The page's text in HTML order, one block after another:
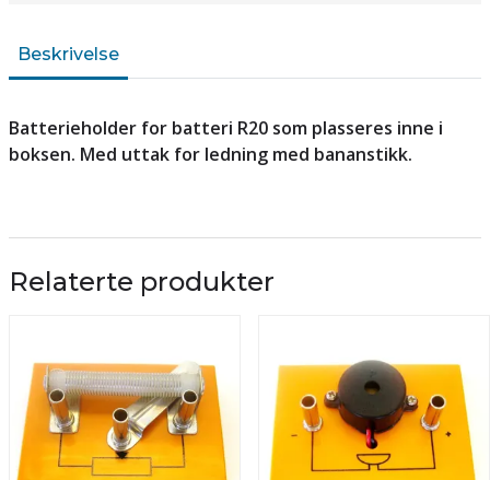
Beskrivelse
Batterieholder for batteri R20 som plasseres inne i
boksen. Med uttak for ledning med bananstikk.
Relaterte produkter